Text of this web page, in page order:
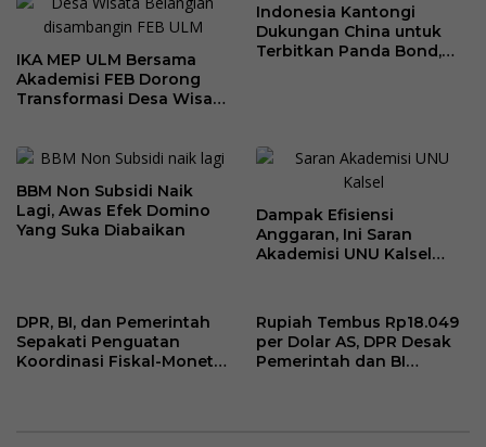
IKA MEP ULM Bersama
Akademisi FEB Dorong
Transformasi Desa Wisata
Indonesia Kantongi
Dukungan China untuk
Terbitkan Panda Bond,
BBM Non Subsidi Naik
Lagi, Awas Efek Domino
Yang Suka Diabaikan
Dampak Efisiensi
Anggaran, Ini Saran
Akademisi UNU Kalsel
DPR, BI, dan Pemerintah
Sepakati Penguatan
Koordinasi Fiskal-Moneter
Rupiah Tembus Rp18.049
per Dolar AS, DPR Desak
Pemerintah dan BI